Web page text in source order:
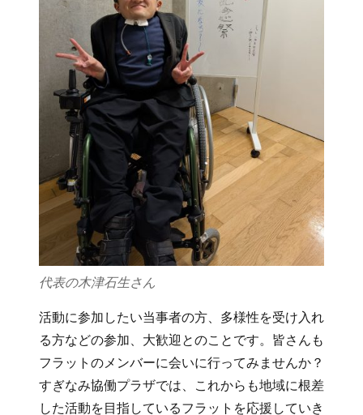
代表の木津石生さん
活動に参加したい当事者の方、多様性を受け入れ
る方などの参加、大歓迎とのことです。皆さんも
フラットのメンバーに会いに行ってみませんか？
すぎなみ協働プラザでは、これからも地域に根差
した活動を目指しているフラットを応援していき